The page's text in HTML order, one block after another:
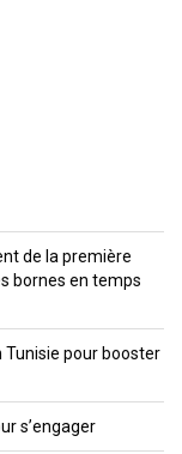
de la première
bornes en temps
Tunisie pour booster
s’engager